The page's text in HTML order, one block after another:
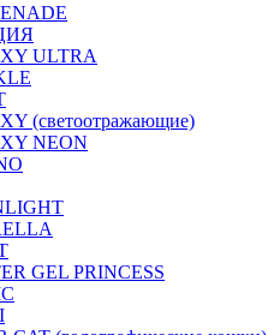
ULTRA
(светоотражающие)
NEON
GEL PRINCESS